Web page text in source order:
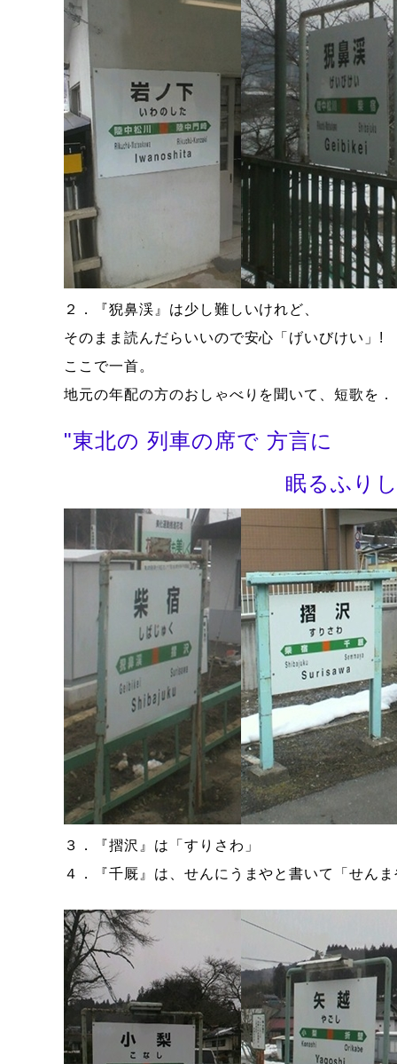
２．『猊鼻渓』は少し難しいけれど、
そのまま読んだらいいので安心「げいびけい」!
ここで一首。
地元の年配の方のおしゃべりを聞いて、短歌を
"東北の 列車の席で 方言に
眠るふりして 耳
３．『摺沢』は「すりさわ」
４．『千厩』は、せんにうまやと書いて「せん